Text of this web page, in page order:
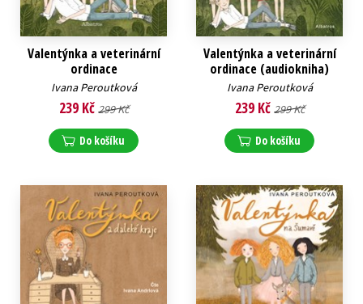
Valentýnka a veterinární
ordinace
Ivana Peroutková
239 Kč 299 Kč
Do košíku
Valentýnka a veterinární
ordinace (audiokniha)
Ivana Peroutková
239 Kč 299 Kč
Do košíku